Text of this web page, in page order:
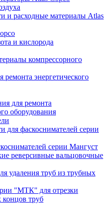
и расходные материалы Atlas
и кислорода
компрессорного
ремонта энергетического
для ремонта
оборудования
для фаскоснимателей серии
серии Мангуст
реверсивные вальцовочные
удаления труб из трубных
"МТК" для отрезки
труб